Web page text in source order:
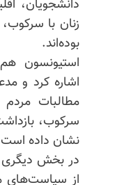
دانشجویان،
زنان با
بوده‌اند.
اشاره کرد و
مطالبات
سرکوب،
نشان داده
در بخش دیگری
از سیاست‌های